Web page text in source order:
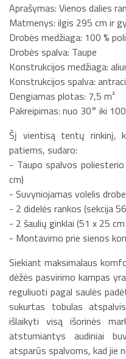
Aprašymas: Vienos dalies
Matmenys: ilgis 295 cm ir
Drobės medžiaga: 100 %
Drobės spalva: Taupe
Konstrukcijos medžiaga:
Konstrukcijos spalva:
Dengiamas plotas: 7,5 m²
Pakreipimas: nuo 30° iki
Šį vientisą tentų rinkinį,
patiems, sudaro:
- Taupo spalvos
cm)
- Suvyniojamas volelis
- 2 didelės rankos (sekcija
- 2 šaulių ginklai (51 x 25
- Montavimo prie sienos
Siekiant maksimalaus
dėžės pasvirimo kampas
reguliuoti pagal saulės
sukurtas tobulas
išlaikyti visą išorinės
atstumiantys audiniai
atsparūs spalvoms, kad jie